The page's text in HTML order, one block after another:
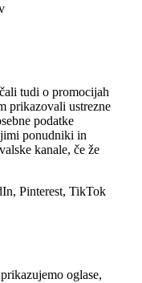
tudi o promocijah
prikazovali ustrezne
podatke
ponudniki in
kanale, če že
Pinterest, TikTok
oglase,